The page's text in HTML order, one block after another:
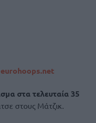
στα τελευταία 35
στους Μάτζικ.